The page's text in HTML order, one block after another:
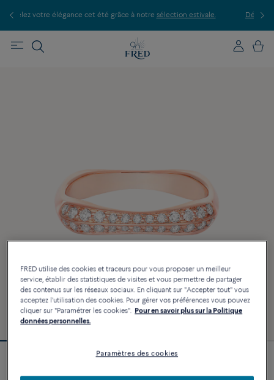
à notre sélection estivale. Découvrez nos créations en boutique, prenez
FRED utilise des cookies et traceurs pour vous proposer un meilleur
service, établir des statistiques de visites et vous permettre de partager
des contenus sur les réseaux sociaux. En cliquant sur "Accepter tout" vous
acceptez l'utilisation des cookies. Pour gérer vos préférences vous pouvez
cliquer sur "Paramétrer les cookies". Pour en savoir plus sur la Politique
données personnelles.
Paramètres des cookies